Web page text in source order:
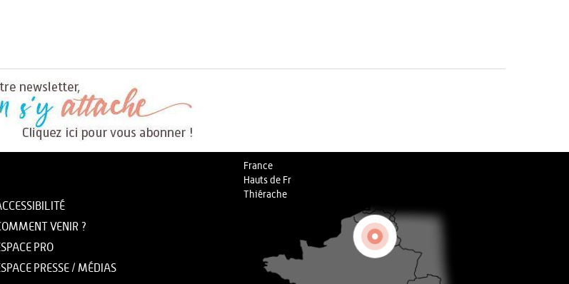
VENIR ?
PRO
PRESSE / MÉDIAS
France
Hauts de Fr
Thiérache